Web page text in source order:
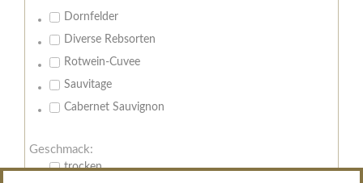
Dornfelder
Diverse Rebsorten
Rotwein-Cuvee
Sauvitage
Cabernet Sauvignon
Geschmack:
trocken